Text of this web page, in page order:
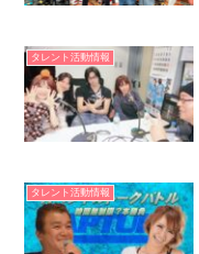
タレント活動情報
タレント活動情報